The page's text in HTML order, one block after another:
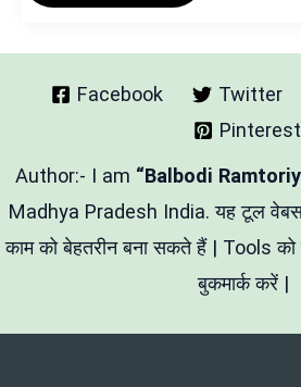
Generator
ऑनलाइन
पत्र
लिखें
Facebook Twitter
Pinterest
Author:- I am “Balbodi
Madhya Pradesh India. यह टूल
काम को बेहतरीन बना सकते हैं | Tools
बुकमार्क करें |